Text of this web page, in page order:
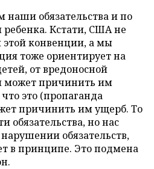
обязательства и по
Кстати, США не
этой конвенции, а мы
тоже ориентирует на
от вредоносной
может причинить им
это (пропаганда
причинить им ущерб. То
обязательства, но нас
обязательств,
в принципе. Это подмена